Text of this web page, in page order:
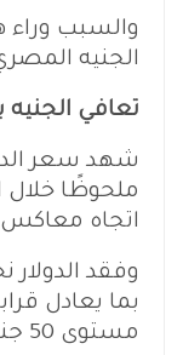
والسبب وراء
الجنيه
تعافي
شهد سعر
ملحوظًا خلال
اتجاه
مستوى 50 جنيهًا للدولار.